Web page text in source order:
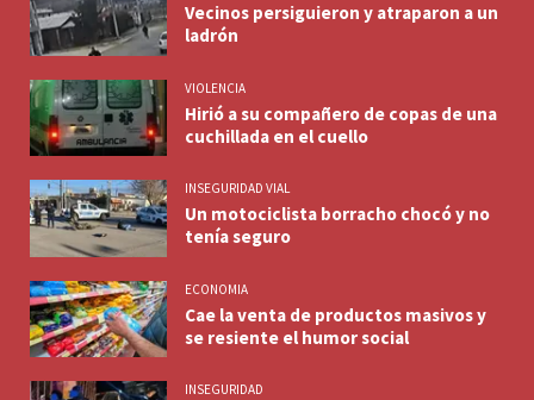
Vecinos persiguieron y atraparon a un
ladrón
VIOLENCIA
Hirió a su compañero de copas de una
cuchillada en el cuello
INSEGURIDAD VIAL
Un motociclista borracho chocó y no
tenía seguro
ECONOMIA
Cae la venta de productos masivos y
se resiente el humor social
INSEGURIDAD